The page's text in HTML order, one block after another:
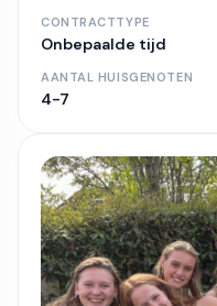
CONTRACTTYPE
Onbepaalde tijd
AANTAL HUISGENOTEN
4-7